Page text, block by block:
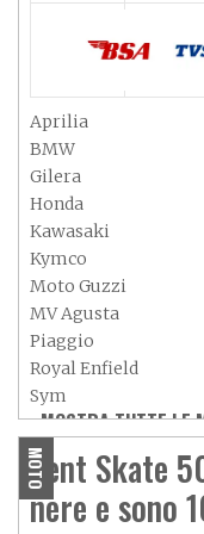
Aprilia
BMW
Gilera
Honda
Kawasaki
Kymco
Moto Guzzi
MV Agusta
Piaggio
Royal Enfield
Sym
Vespa
Adiva
Aeon
Axy
MOSTRA TUTTE LE
MOTO
Vent Skate
nere e sono